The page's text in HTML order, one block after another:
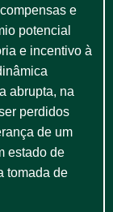
e
potencial
e incentivo à
abrupta, na
perdidos
de um
estado de
tomada de